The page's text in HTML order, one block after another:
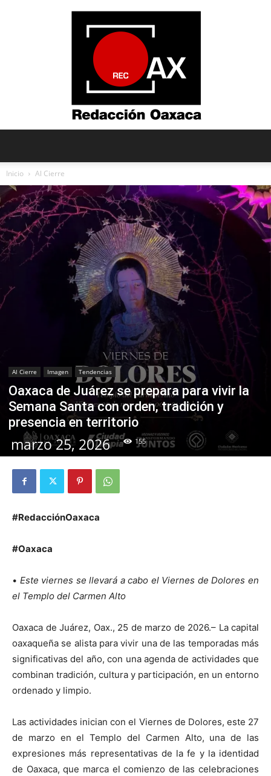
Oaxaca
Inicio Al Cierre
Al Cierre Imagen Tendencias
Oaxaca de Juárez se prepara para vivir la
Semana Santa con orden, tradición y
presencia en territorio
marzo 25, 2026 155
#RedacciónOaxaca
#Oaxaca
• Este viernes se llevará a cabo el Viernes de Dolores en
el Templo del Carmen Alto
Oaxaca de Juárez, Oax., 25 de marzo de 2026.– La capital
oaxaqueña se alista para vivir una de las temporadas más
significativas del año, con una agenda de actividades que
combinan tradición, cultura y participación, en un entorno
ordenado y limpio.
Las actividades inician con el Viernes de Dolores, este 27
de marzo en el Templo del Carmen Alto, una de las
expresiones más representativas de la fe y la identidad
de Oaxaca, que marca el comienzo de las celebraciones